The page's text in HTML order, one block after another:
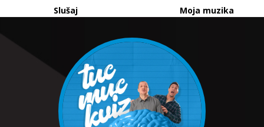
Slušaj Moja muzika